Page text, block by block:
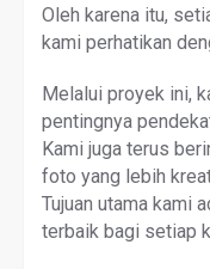
Oleh karena itu,
kami perhatikan
Melalui proyek ini,
pentingnya
Kami juga terus
foto yang lebih
Tujuan utama kami
terbaik bagi setiap